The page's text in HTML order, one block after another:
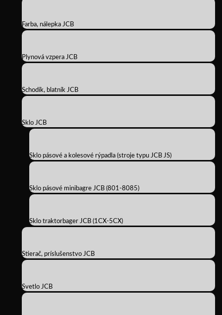
Farba, nálepka JCB
Plynová vzpera JCB
Schodík, blatník JCB
Sklo JCB
Sklo pásové a kolesové rýpadla (stroje typu JCB JS)
Sklo pásové minibagre JCB (801-8085)
Sklo traktorbager JCB (1CX-5CX)
Stierač, príslušenstvo JCB
Svetlo JCB